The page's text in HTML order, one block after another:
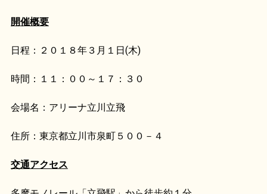
開催概要
日程：２０１８年３月１日(木)
時間：１１：００～１７：３０
会場名：アリーナ立川立飛
住所：東京都立川市泉町５００－４
交通アクセス